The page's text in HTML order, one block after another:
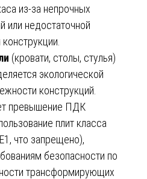
из-за непрочных
или недостаточной
(кровати, столы, стулья)
экологической
конструкций.
превышение ПДК
плит класса
что запрещено),
безопасности по
трансформирующих